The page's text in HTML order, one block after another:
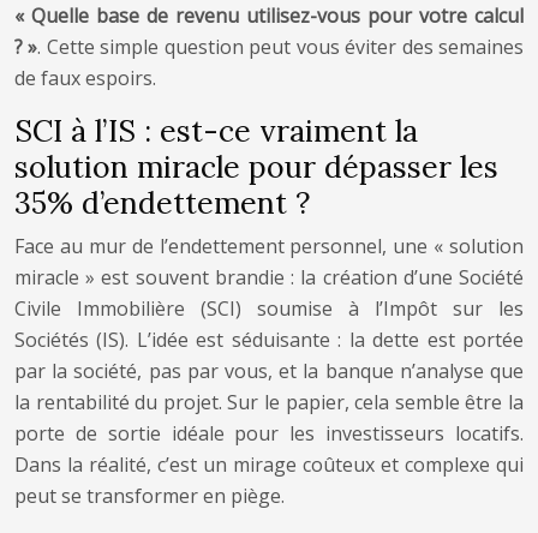
« Quelle base de revenu utilisez-vous pour votre calcul
? ». Cette simple question peut vous éviter des semaines
de faux espoirs.
SCI à l’IS : est-ce vraiment la
solution miracle pour dépasser les
35% d’endettement ?
Face au mur de l’endettement personnel, une « solution
miracle » est souvent brandie : la création d’une Société
Civile Immobilière (SCI) soumise à l’Impôt sur les
Sociétés (IS). L’idée est séduisante : la dette est portée
par la société, pas par vous, et la banque n’analyse que
la rentabilité du projet. Sur le papier, cela semble être la
porte de sortie idéale pour les investisseurs locatifs.
Dans la réalité, c’est un mirage coûteux et complexe qui
peut se transformer en piège.